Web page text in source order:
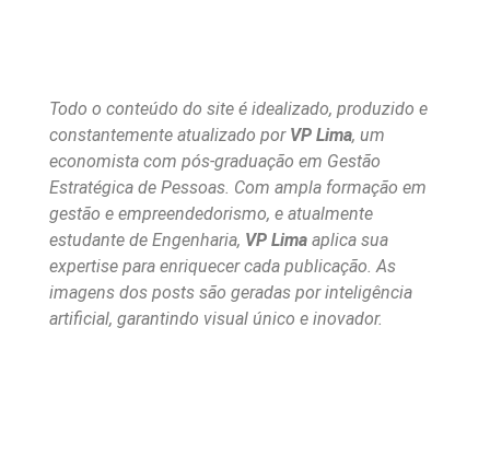
Todo o conteúdo do site é idealizado, produzido e
constantemente atualizado por VP Lima, um
economista com pós-graduação em Gestão
Estratégica de Pessoas. Com ampla formação em
gestão e empreendedorismo, e atualmente
estudante de Engenharia, VP Lima aplica sua
expertise para enriquecer cada publicação. As
imagens dos posts são geradas por inteligência
artificial, garantindo visual único e inovador.